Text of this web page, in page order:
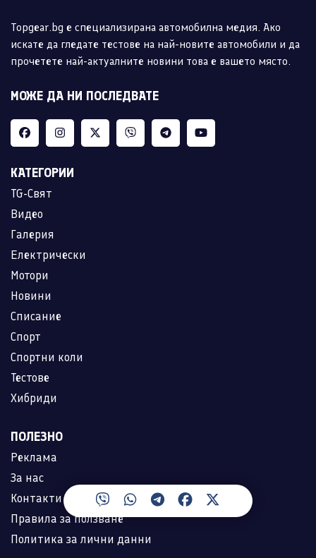
Topgear.bg е специализирана автомобилна медия. Ако
искате да гледате тестове на най-новите автомобили и да
прочетете най-актуалните новини това е вашето място.
МОЖЕ ДА НИ ПОСЛЕДВАТЕ
КАТЕГОРИИ
TG-Свят
Видео
Галерия
Електрически
Мотори
Новини
Списание
Спорт
Спортни коли
Тестове
Хибриди
ПОЛЕЗНО
Реклама
За нас
Контакти
Правила за ползване
Политика за лични данни